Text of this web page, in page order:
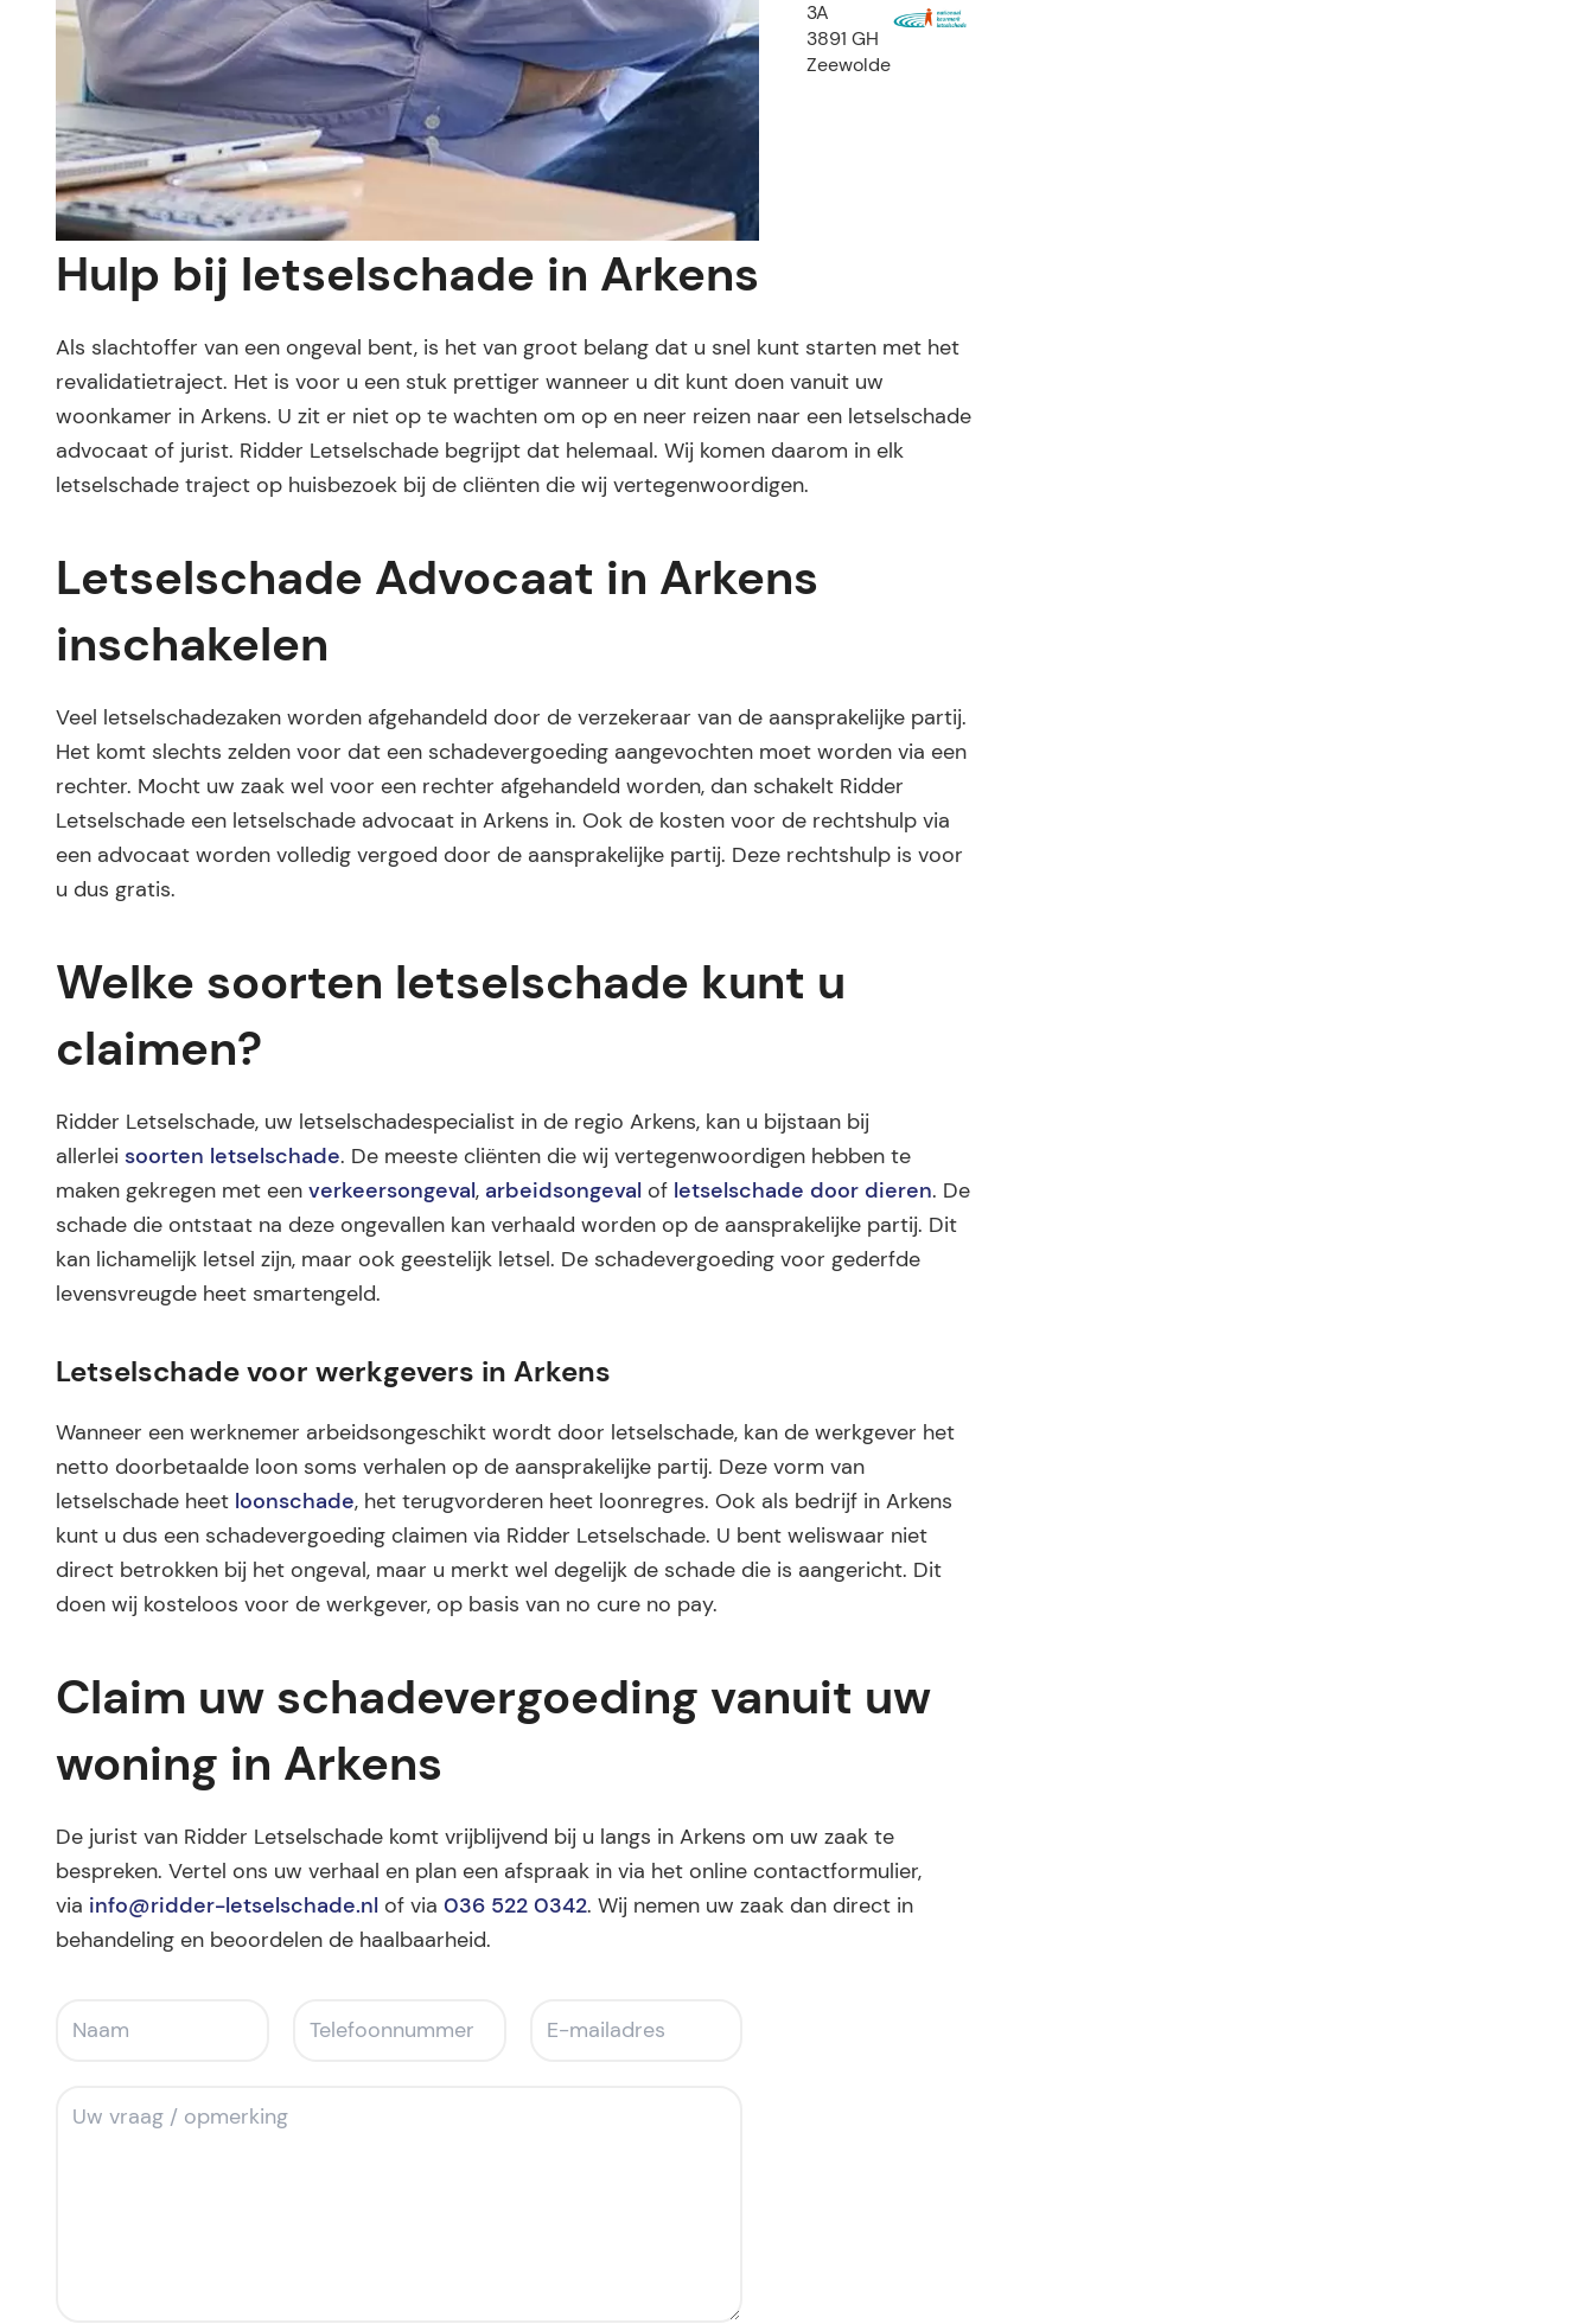
3A
3891 GH
Zeewolde
Hulp bij letselschade in Arkens
Als slachtoffer van een ongeval bent, is het van groot belang dat u snel kunt starten met het
revalidatietraject. Het is voor u een stuk prettiger wanneer u dit kunt doen vanuit uw
woonkamer in Arkens. U zit er niet op te wachten om op en neer reizen naar een letselschade
advocaat of jurist. Ridder Letselschade begrijpt dat helemaal. Wij komen daarom in elk
letselschade traject op huisbezoek bij de cliënten die wij vertegenwoordigen.
Letselschade Advocaat in Arkens
inschakelen
Veel letselschadezaken worden afgehandeld door de verzekeraar van de aansprakelijke partij.
Het komt slechts zelden voor dat een schadevergoeding aangevochten moet worden via een
rechter. Mocht uw zaak wel voor een rechter afgehandeld worden, dan schakelt Ridder
Letselschade een letselschade advocaat in Arkens in. Ook de kosten voor de rechtshulp via
een advocaat worden volledig vergoed door de aansprakelijke partij. Deze rechtshulp is voor
u dus gratis.
Welke soorten letselschade kunt u
claimen?
Ridder Letselschade, uw letselschadespecialist in de regio Arkens, kan u bijstaan bij
allerlei soorten letselschade. De meeste cliënten die wij vertegenwoordigen hebben te
maken gekregen met een verkeersongeval, arbeidsongevalof letselschade door dieren. De
schade die ontstaat na deze ongevallen kan verhaald worden op de aansprakelijke partij. Dit
kan lichamelijk letsel zijn, maar ook geestelijk letsel. De schadevergoeding voor gederfde
levensvreugde heet smartengeld.
Letselschade voor werkgevers in Arkens
Wanneer een werknemer arbeidsongeschikt wordt door letselschade, kan de werkgever het
netto doorbetaalde loon soms verhalen op de aansprakelijke partij. Deze vorm van
letselschade heet loonschade, het terugvorderen heet loonregres. Ook als bedrijf in Arkens
kunt u dus een schadevergoeding claimen via Ridder Letselschade. U bent weliswaar niet
direct betrokken bij het ongeval, maar u merkt wel degelijk de schade die is aangericht. Dit
doen wij kosteloos voor de werkgever, op basis van no cure no pay.
Claim uw schadevergoeding vanuit uw
woning in Arkens
De jurist van Ridder Letselschade komt vrijblijvend bij u langs in Arkens om uw zaak te
bespreken. Vertel ons uw verhaal en plan een afspraak in via het online contactformulier,
via info@ridder-letselschade.nlof via 036 522 0342. Wij nemen uw zaak dan direct in
behandeling en beoordelen de haalbaarheid.